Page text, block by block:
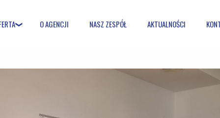
O AGENCJI NASZ ZESPÓŁ AKTUALNOŚCI